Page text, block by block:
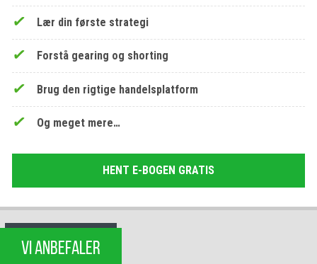
Lær din første strategi
Forstå gearing og shorting
Brug den rigtige handelsplatform
Og meget mere…
HENT E-BOGEN GRATIS
VI ANBEFALER